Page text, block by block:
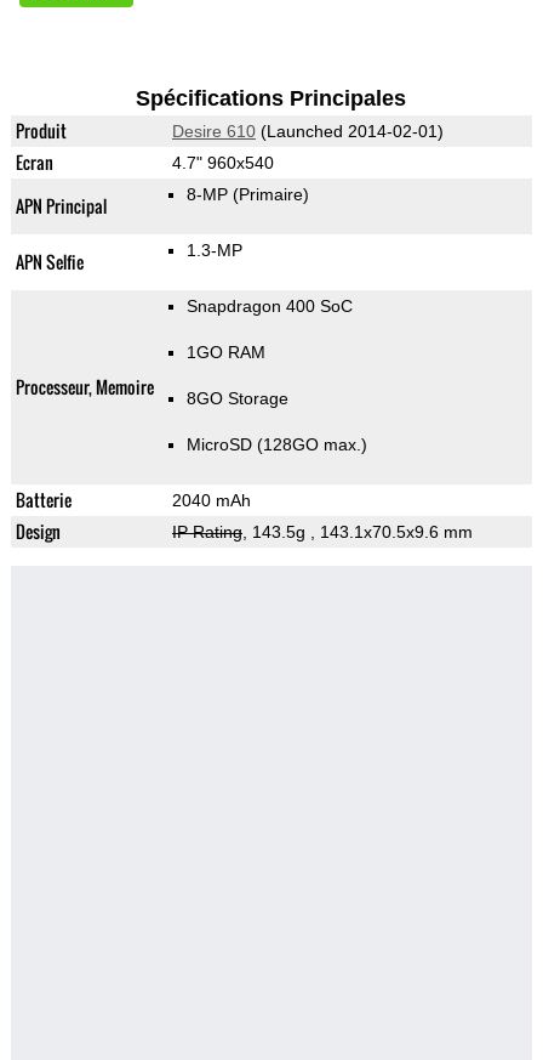
Spécifications Principales
Produit Desire 610(Launched 2014-02-01)
Ecran 4.7" 960x540
APN Principal 8-MP (Primaire)
APN Selfie 1.3-MP
Processeur, Memoire
Snapdragon 400 SoC
1GO RAM
8GO Storage
MicroSD (128GO max.)
Batterie 2040 mAh
Design IP Rating, 143.5g , 143.1x70.5x9.6 mm